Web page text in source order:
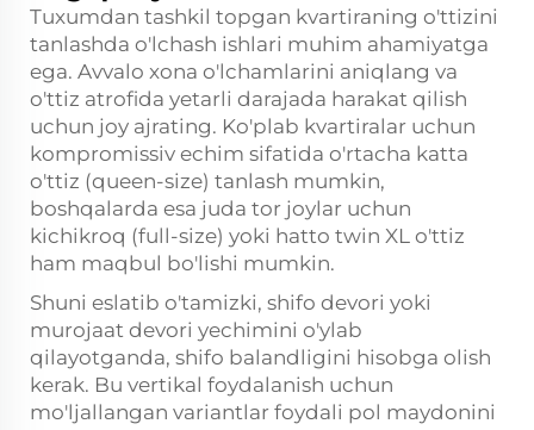
Tuxumdan tashkil topgan kvartiraning o'ttizini
tanlashda o'lchash ishlari muhim ahamiyatga
ega. Avvalo xona o'lchamlarini aniqlang va
o'ttiz atrofida yetarli darajada harakat qilish
uchun joy ajrating. Ko'plab kvartiralar uchun
kompromissiv echim sifatida o'rtacha katta
o'ttiz (queen-size) tanlash mumkin,
boshqalarda esa juda tor joylar uchun
kichikroq (full-size) yoki hatto twin XL o'ttiz
ham maqbul bo'lishi mumkin.
Shuni eslatib o'tamizki, shifo devori yoki
murojaat devori yechimini o'ylab
qilayotganda, shifo balandligini hisobga olish
kerak. Bu vertikal foydalanish uchun
mo'ljallangan variantlar foydali pol maydonini